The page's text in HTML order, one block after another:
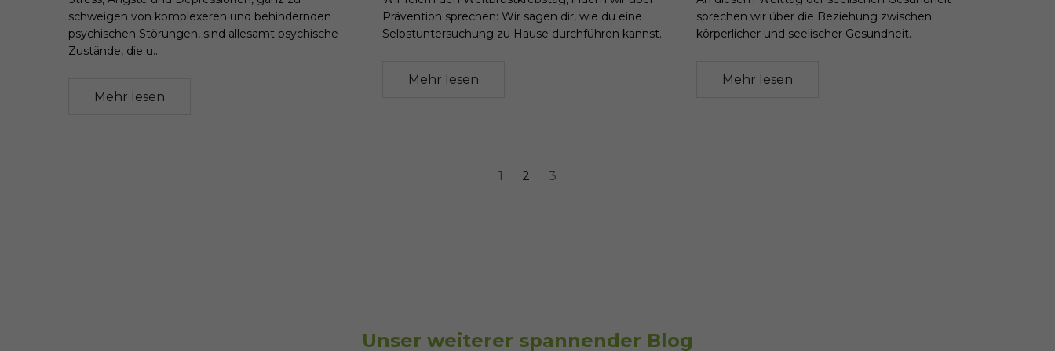
schweigen von komplexeren und behindernden
psychischen Störungen, sind allesamt psychische
Zustände, die u...
Mehr lesen
Prävention sprechen: Wir sagen dir, wie du eine
Selbstuntersuchung zu Hause durchführen kannst.
Mehr lesen
sprechen wir über die Beziehung zwischen
körperlicher und seelischer Gesundheit.
Mehr lesen
1 2 3
Unser weiterer spannender Blog